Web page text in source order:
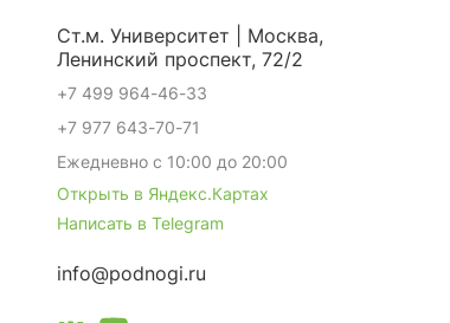
Ст.м. Университет | Москва,
Ленинский проспект, 72/2
+7 499 964-46-33
+7 977 643-70-71
Ежедневно с 10:00 до 20:00
Открыть в Яндекс.Картах
Написать в Telegram
info@podnogi.ru